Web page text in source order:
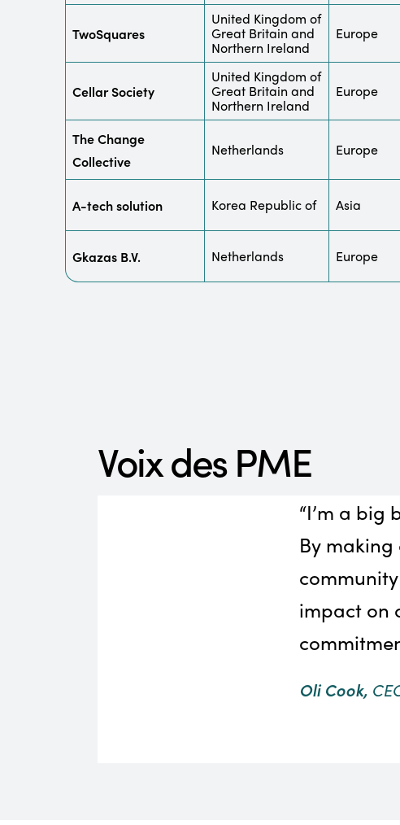
TwoSquares
United Kingdom of
Great Britain and
Northern Ireland
Europe
Cellar Society
United Kingdom of
Great Britain and
Northern Ireland
Europe
The Change
Collective
Netherlands Europe
A-tech solution Korea Republic of Asia
Gkazas B.V. Netherlands Europe
Voix des PME
“I’m a big
By
impact on
Oli Cook,